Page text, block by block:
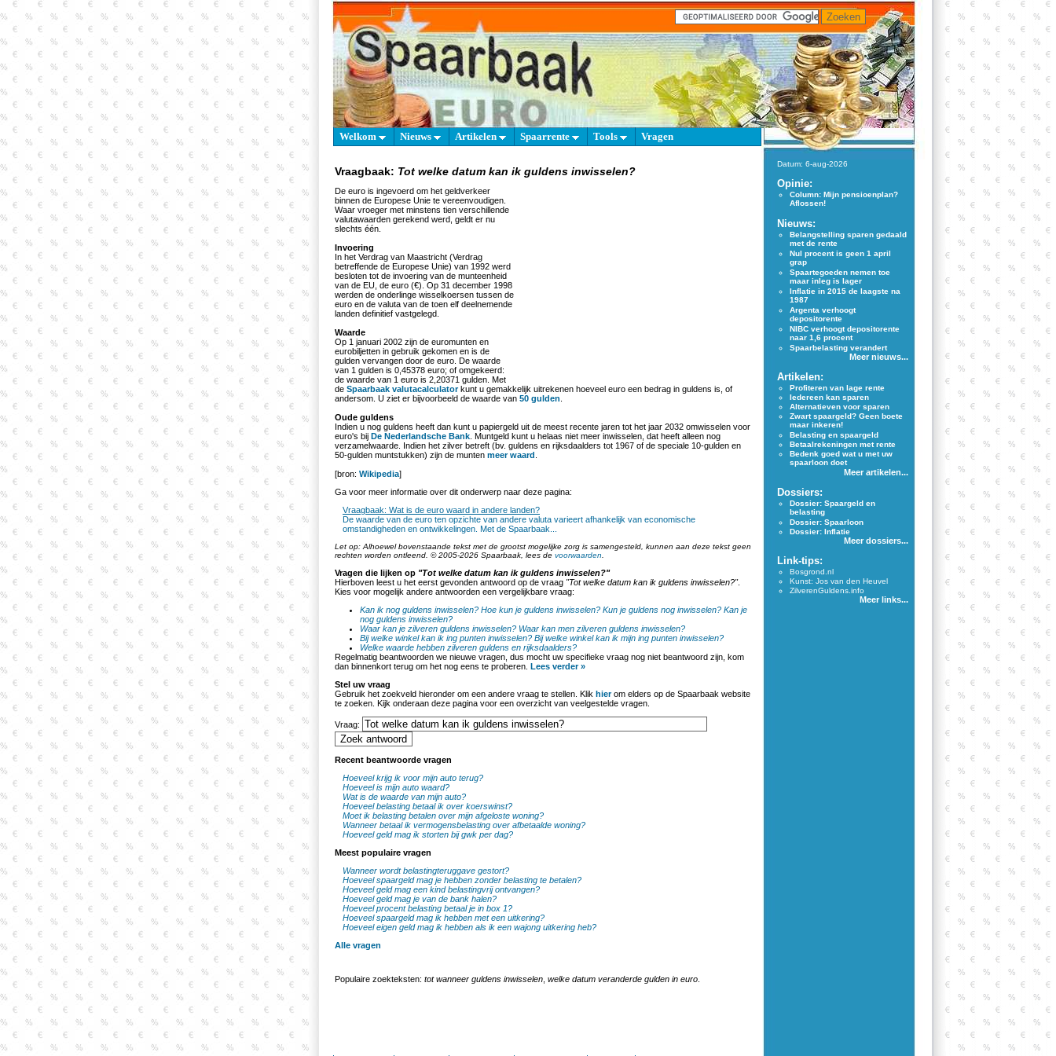
Welkom Nieuws Artikelen Spaarrente Tools Vragen
Vraagbaak: Tot welke datum kan ik guldens inwisselen?
De euro is ingevoerd om het geldverkeer
binnen de Europese Unie te vereenvoudigen.
Waar vroeger met minstens tien verschillende
valutawaarden gerekend werd, geldt er nu
slechts één.
Invoering
In het Verdrag van Maastricht (Verdrag
betreffende de Europese Unie) van 1992 werd
besloten tot de invoering van de munteenheid
van de EU, de euro (€). Op 31 december 1998
werden de onderlinge wisselkoersen tussen de
euro en de valuta van de toen elf deelnemende
landen definitief vastgelegd.
Waarde
Op 1 januari 2002 zijn de euromunten en
eurobiljetten in gebruik gekomen en is de
gulden vervangen door de euro. De waarde
van 1 gulden is 0,45378 euro; of omgekeerd:
de waarde van 1 euro is 2,20371 gulden. Met
de Spaarbaak valutacalculatorkunt u gemakkelijk uitrekenen hoeveel euro een bedrag in guldens is, of
andersom. U ziet er bijvoorbeeld de waarde van 50 gulden
Oude guldens
Indien u nog guldens heeft dan kunt u papiergeld uit de meest recente jaren tot het jaar 2032 omwisselen voor
euro's bij De Nederlandsche Bank . Muntgeld kunt u helaas niet meer inwisselen, dat heeft alleen nog
verzamelwaarde. Indien het zilver betreft (bv. guldens en rijksdaalders tot 1967 of de speciale 10-gulden en
50-gulden muntstukken) zijn de munten meer waard
[bron: Wikipedia]
Ga voor meer informatie over dit onderwerp naar deze pagina:
Vraagbaak: Wat is de euro waard in andere landen?
De waarde van de euro ten opzichte van andere valuta varieert afhankelijk van economische
omstandigheden en ontwikkelingen. Met de Spaarbaak...
Let op: Alhoewel bovenstaande tekst met de grootst mogelijke zorg is samengesteld, kunnen aan deze tekst geen
rechten worden ontleend. © 2005-2026 Spaarbaak, lees de voorwaarden
Vragen die lijken op "Tot welke datum kan ik guldens inwisselen?"
Hierboven leest u het eerst gevonden antwoord op de vraag "Tot welke datum kan ik guldens inwisselen?".
Kies voor mogelijk andere antwoorden een vergelijkbare vraag:
Kan ik nog guldens inwisselen? Hoe kun je guldens inwisselen? Kun je guldens nog inwisselen? Kan je
nog guldens inwisselen?
Waar kan je zilveren guldens inwisselen? Waar kan men zilveren guldens inwisselen?
Bij welke winkel kan ik ing punten inwisselen? Bij welke winkel kan ik mijn ing punten inwisselen?
Welke waarde hebben zilveren guldens en rijksdaalders?
Regelmatig beantwoorden we nieuwe vragen, dus mocht uw specifieke vraag nog niet beantwoord zijn, kom
dan binnenkort terug om het nog eens te proberen. Lees verder »
Stel uw vraag
Gebruik het zoekveld hieronder om een andere vraag te stellen. Klik hierom elders op de Spaarbaak website
te zoeken. Kijk onderaan deze pagina voor een overzicht van veelgestelde vragen.
Vraag:
Recent beantwoorde vragen
Hoeveel krijg ik voor mijn auto terug?
Hoeveel is mijn auto waard?
Wat is de waarde van mijn auto?
Hoeveel belasting betaal ik over koerswinst?
Moet ik belasting betalen over mijn afgeloste woning?
Wanneer betaal ik vermogensbelasting over afbetaalde woning?
Hoeveel geld mag ik storten bij gwk per dag?
Meest populaire vragen
Wanneer wordt belastingteruggave gestort?
Hoeveel spaargeld mag je hebben zonder belasting te betalen?
Hoeveel geld mag een kind belastingvrij ontvangen?
Hoeveel geld mag je van de bank halen?
Hoeveel procent belasting betaal je in box 1?
Hoeveel spaargeld mag ik hebben met een uitkering?
Hoeveel eigen geld mag ik hebben als ik een wajong uitkering heb?
Alle vragen
Populaire zoekteksten: tot wanneer guldens inwisselen welke datum veranderde gulden in euro
Datum: 6-aug-2026
Opinie:
Column: Mijn pensioenplan?
Aflossen!
Nieuws:
Belangstelling sparen gedaald
met de rente
Nul procent is geen 1 april
grap
Spaartegoeden nemen toe
maar inleg is lager
Inflatie in 2015 de laagste na
1987
Argenta verhoogt
depositorente
NIBC verhoogt depositorente
naar 1,6 procent
Spaarbelasting verandert
Meer nieuws...
Artikelen:
Profiteren van lage rente
Iedereen kan sparen
Alternatieven voor sparen
Zwart spaargeld? Geen boete
maar inkeren!
Belasting en spaargeld
Betaalrekeningen met rente
Bedenk goed wat u met uw
spaarloon doet
Meer artikelen...
Dossiers:
Dossier: Spaargeld en
belasting
Dossier: Spaarloon
Dossier: Inflatie
Meer dossiers...
Link-tips:
Bosgrond.nl
Kunst: Jos van den Heuvel
ZilverenGuldens.info
Meer links...